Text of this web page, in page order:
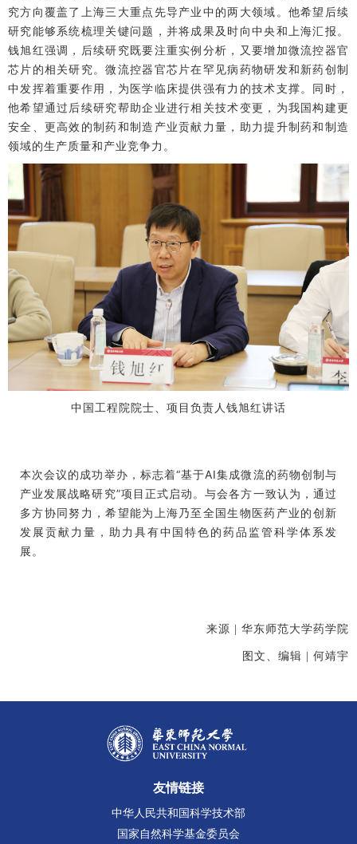
究方向覆盖了上海三大重点先导产业中的两大领域。他希望后续
研究能够系统梳理关键问题，并将成果及时向中央和上海汇报。
钱旭红强调，后续研究既要注重实例分析，又要增加微流控器官
芯片的相关研究。微流控器官芯片在罕见病药物研发和新药创制
中发挥着重要作用，为医学临床提供强有力的技术支撑。同时，
他希望通过后续研究帮助企业进行相关技术变更，为我国构建更
安全、更高效的制药和制造产业贡献力量，助力提升制药和制造
领域的生产质量和产业竞争力。
中国工程院院士、项目负责人钱旭红讲话
本次会议的成功举办，标志着“基于AI集成微流的药物创制与
产业发展战略研究”项目正式启动。与会各方一致认为，通过
多方协同努力，希望能为上海乃至全国生物医药产业的创新
发展贡献力量，助力具有中国特色的药品监管科学体系发
展。
来源 | 华东师范大学药学院
图文、编辑 | 何靖宇
友情链接
中华人民共和国科学技术部
国家自然科学基金委员会